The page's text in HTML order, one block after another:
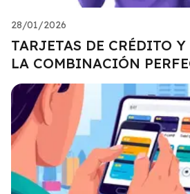
28/01/2026
TARJETAS DE CRÉDITO Y
LA COMBINACIÓN